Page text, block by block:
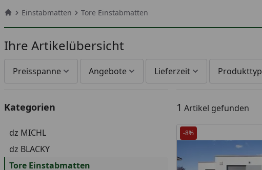
Einstabmatten Tore Einstabmatten
Ihre Artikelübersicht
Preisspanne Angebote Lieferzeit Produkttyp
Kategorien
dz MICHL
dz BLACKY
Tore Einstabmatten
1 Artikel gefunden
-8%